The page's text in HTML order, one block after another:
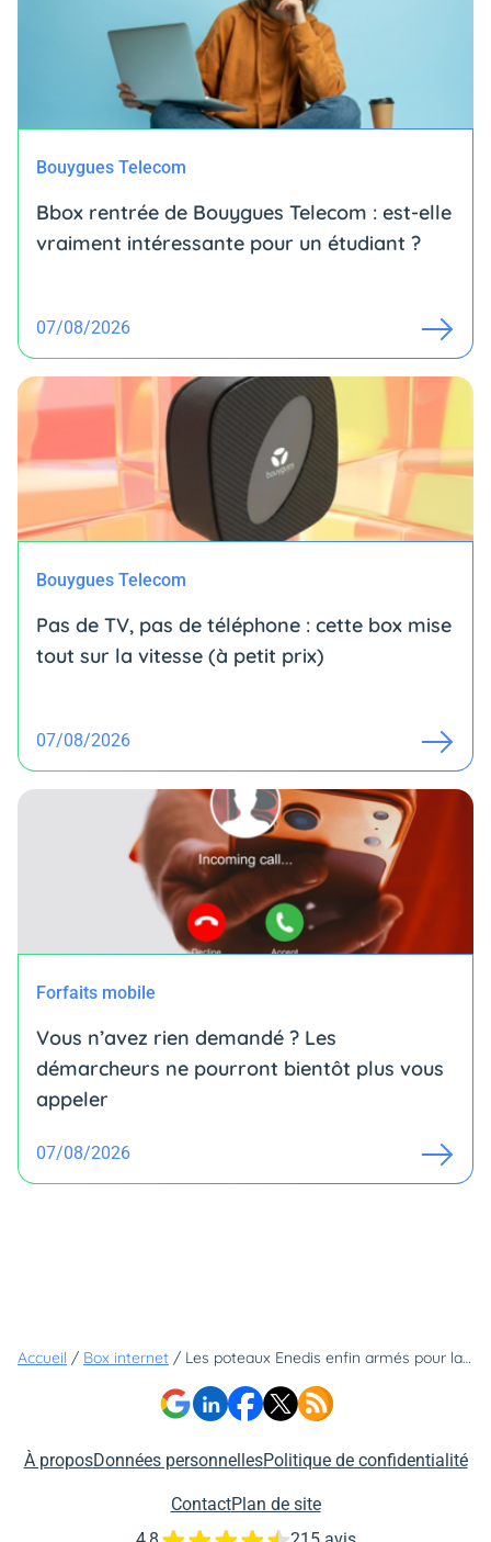
Bouygues Telecom
Bbox rentrée de Bouygues Telecom : est-elle
vraiment intéressante pour un étudiant ?
07/08/2026
Bouygues Telecom
Pas de TV, pas de téléphone : cette box mise
tout sur la vitesse (à petit prix)
07/08/2026
Forfaits mobile
Vous n’avez rien demandé ? Les
démarcheurs ne pourront bientôt plus vous
appeler
07/08/2026
Accueil / Box internet / Les poteaux Enedis enfin armés pour la fibre optique
À proposDonnées personnellesPolitique de confidentialité
ContactPlan de site